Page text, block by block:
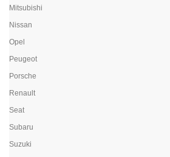
Mitsubishi
Nissan
Opel
Peugeot
Porsche
Renault
Seat
Subaru
Suzuki